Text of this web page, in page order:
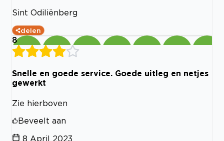
Sint Odiliënberg
delen
8
Snelle en goede service. Goede uitleg en netjes
gewerkt
Zie hierboven
Beveelt aan
8 April 2023